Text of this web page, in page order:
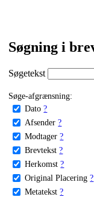
Søgning i
Søgetekst
Søge-afgrænsning:
Dato ?
Afsender ?
Modtager ?
Brevtekst ?
Herkomst ?
Original Placering ?
Metatekst ?